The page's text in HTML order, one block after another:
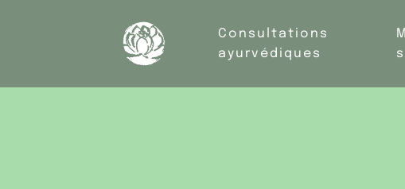
Consultations
ayurvédiques